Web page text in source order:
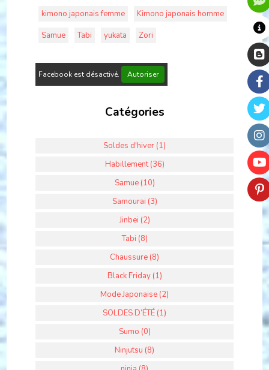
kimono japonais femme
Kimono japonais homme
Samue
Tabi yukata Zori
Facebook est désactivé. Autoriser
Catégories
Soldes d'hiver (1)
Habillement (36)
Samue (10)
Samourai (3)
Jinbei (2)
Tabi (8)
Chaussure (8)
Black Friday (1)
Mode Japonaise (2)
SOLDES D’ÉTÉ (1)
Sumo (0)
Ninjutsu (8)